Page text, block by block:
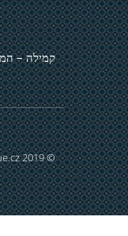
קמילה –
© 2019 kamila-prague.cz. כל הזכויות שמורות.